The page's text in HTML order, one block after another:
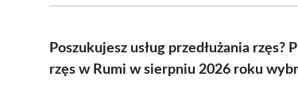
Poszukujesz usług przedłużania
rzęs w Rumi w sierpniu 2026 roku